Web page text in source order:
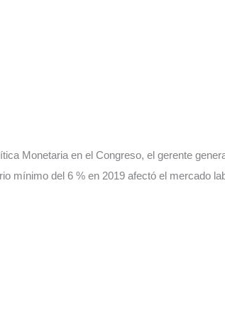
Monetaria en el Congreso, el gerente
mínimo del 6 % en 2019 afectó el mercado